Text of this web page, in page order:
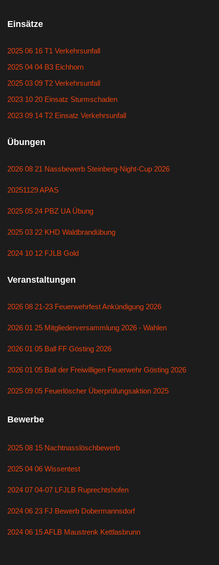
Einsätze
2025 06 16 T1 Verkehrsunfall
2025 04 04 B3 Eichhorn
2025 03 09 T2 Verkehrsunfall
2023 10 20 Einsatz Sturmschaden
2023 09 14 T2 Einsatz Verkehrsunfall
Übungen
2026 08 21 Nassbewerb Steinberg-Night-Cup 2026
20251129 APAS
2025 05 24 PBZ UA Übung
2025 03 22 KHD Waldbrandübung
2024 10 12 FJLB Gold
Veranstaltungen
2026 08 21-23 Feuerwehrfest Ankündigung 2026
2026 01 25 Mitgliederversammlung 2026 - Wahlen
2026 01 05 Ball FF Gösting 2026
2026 01 05 Ball der Freiwilligen Feuerwehr Gösting 2026
2025 09 05 Feuerlöscher Überprüfungsaktion 2025
Bewerbe
2025 08 15 Nachtnasslöschbewerb
2025 04 06 Wissentest
2024 07 04-07 LFJLB Ruprechtshofen
2024 06 23 FJ Bewerb Dobermannsdorf
2024 06 15 AFLB Maustrenk Kettlasbrunn